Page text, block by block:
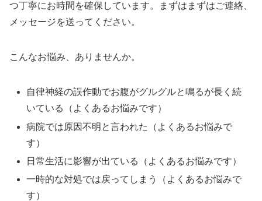
つ丁寧にお時間を確保しています。まずはまずはご連絡、
メッセージを送ってください。
こんなお悩み、ありませんか。
自律神経の誤作動でお腹がグルグルと鳴るが長く続
いている（よくあるお悩みです）
病院では原因不明と言われた（よくあるお悩みで
す）
日常生活に影響が出ている（よくあるお悩みです）
一時的な対処では戻ってしまう（よくあるお悩みで
す）